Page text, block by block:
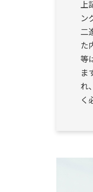
上
ン
二
た
等
ま
れ
く